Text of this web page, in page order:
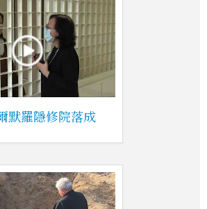
默羅隱修院落成